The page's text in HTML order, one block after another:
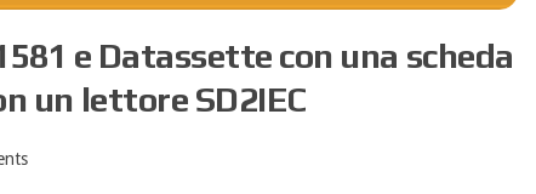
e Datassette con una scheda
un lettore SD2IEC